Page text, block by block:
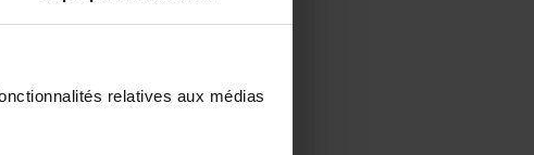
relatives aux médias
DANS LA RUBRIQUE
professionnelle
Futur éducateur en situation